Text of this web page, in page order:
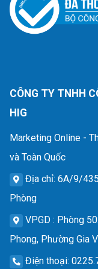
CÔNG TY TNHH
HIG
Marketing Online -
và Toàn Quốc
Địa chỉ: 6A/9/
Phòng
VPGD : Phòng
Phong, Phường Gia
Điện thoại: